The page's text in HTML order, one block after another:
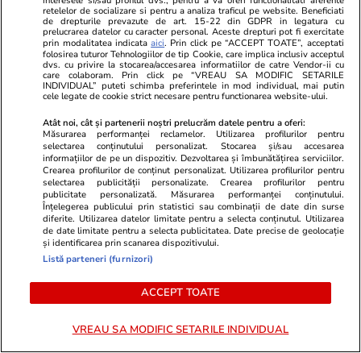
le provoacă o stare de agitație și
nu se dau duse, chiar dacă
încearcă
în Franța,
de euro
Horoscop
Horoscop 1 august 2026. Peștii
este bine să evite gândurile
care le provoacă o stare de
agitație și nu se dau duse, chiar
dacă încearcă
Tehnologie 13 iul.
De ce nu mai răcește aerul
retelelor de socializare si pentru a analiza traficul pe website. Beneficiati
de drepturile prevazute de art. 15-22 din GDPR in legatura cu
prelucrarea datelor cu caracter personal. Aceste drepturi pot fi exercitate
prin modalitatea indicataaici. Prin click pe “ACCEPT TOATE”, acceptati
folosirea tuturor Tehnologiilor de tip Cookie, care implica inclusiv acceptul
dvs. cu privire la stocarea/accesarea informatiilor de catre Vendor-ii cu
care colaboram. Prin click pe “VREAU SA MODIFIC SETARILE
INDIVIDUAL” puteti schimba preferintele in mod individual, mai putin
cele legate de cookie strict necesare pentru functionarea website-ului.
Atât noi, cât și partenerii noștri prelucrăm datele pentru a oferi:
Măsurarea performanței reclamelor. Utilizarea profilurilor pentru
selectarea conținutului personalizat. Stocarea și/sau accesarea
informațiilor de pe un dispozitiv. Dezvoltarea și îmbunătățirea serviciilor.
Crearea profilurilor de conținut personalizat. Utilizarea profilurilor pentru
selectarea publicității personalizate. Crearea profilurilor pentru
publicitate personalizată. Măsurarea performanței conținutului.
Înțelegerea publicului prin statistici sau combinații de date din surse
diferite. Utilizarea datelor limitate pentru a selecta conținutul. Utilizarea
de date limitate pentru a selecta publicitatea. Date precise de geolocație
și identificarea prin scanarea dispozitivului.
Listă parteneri (furnizori)
ACCEPT TOATE
VREAU SA MODIFIC SETARILE INDIVIDUAL